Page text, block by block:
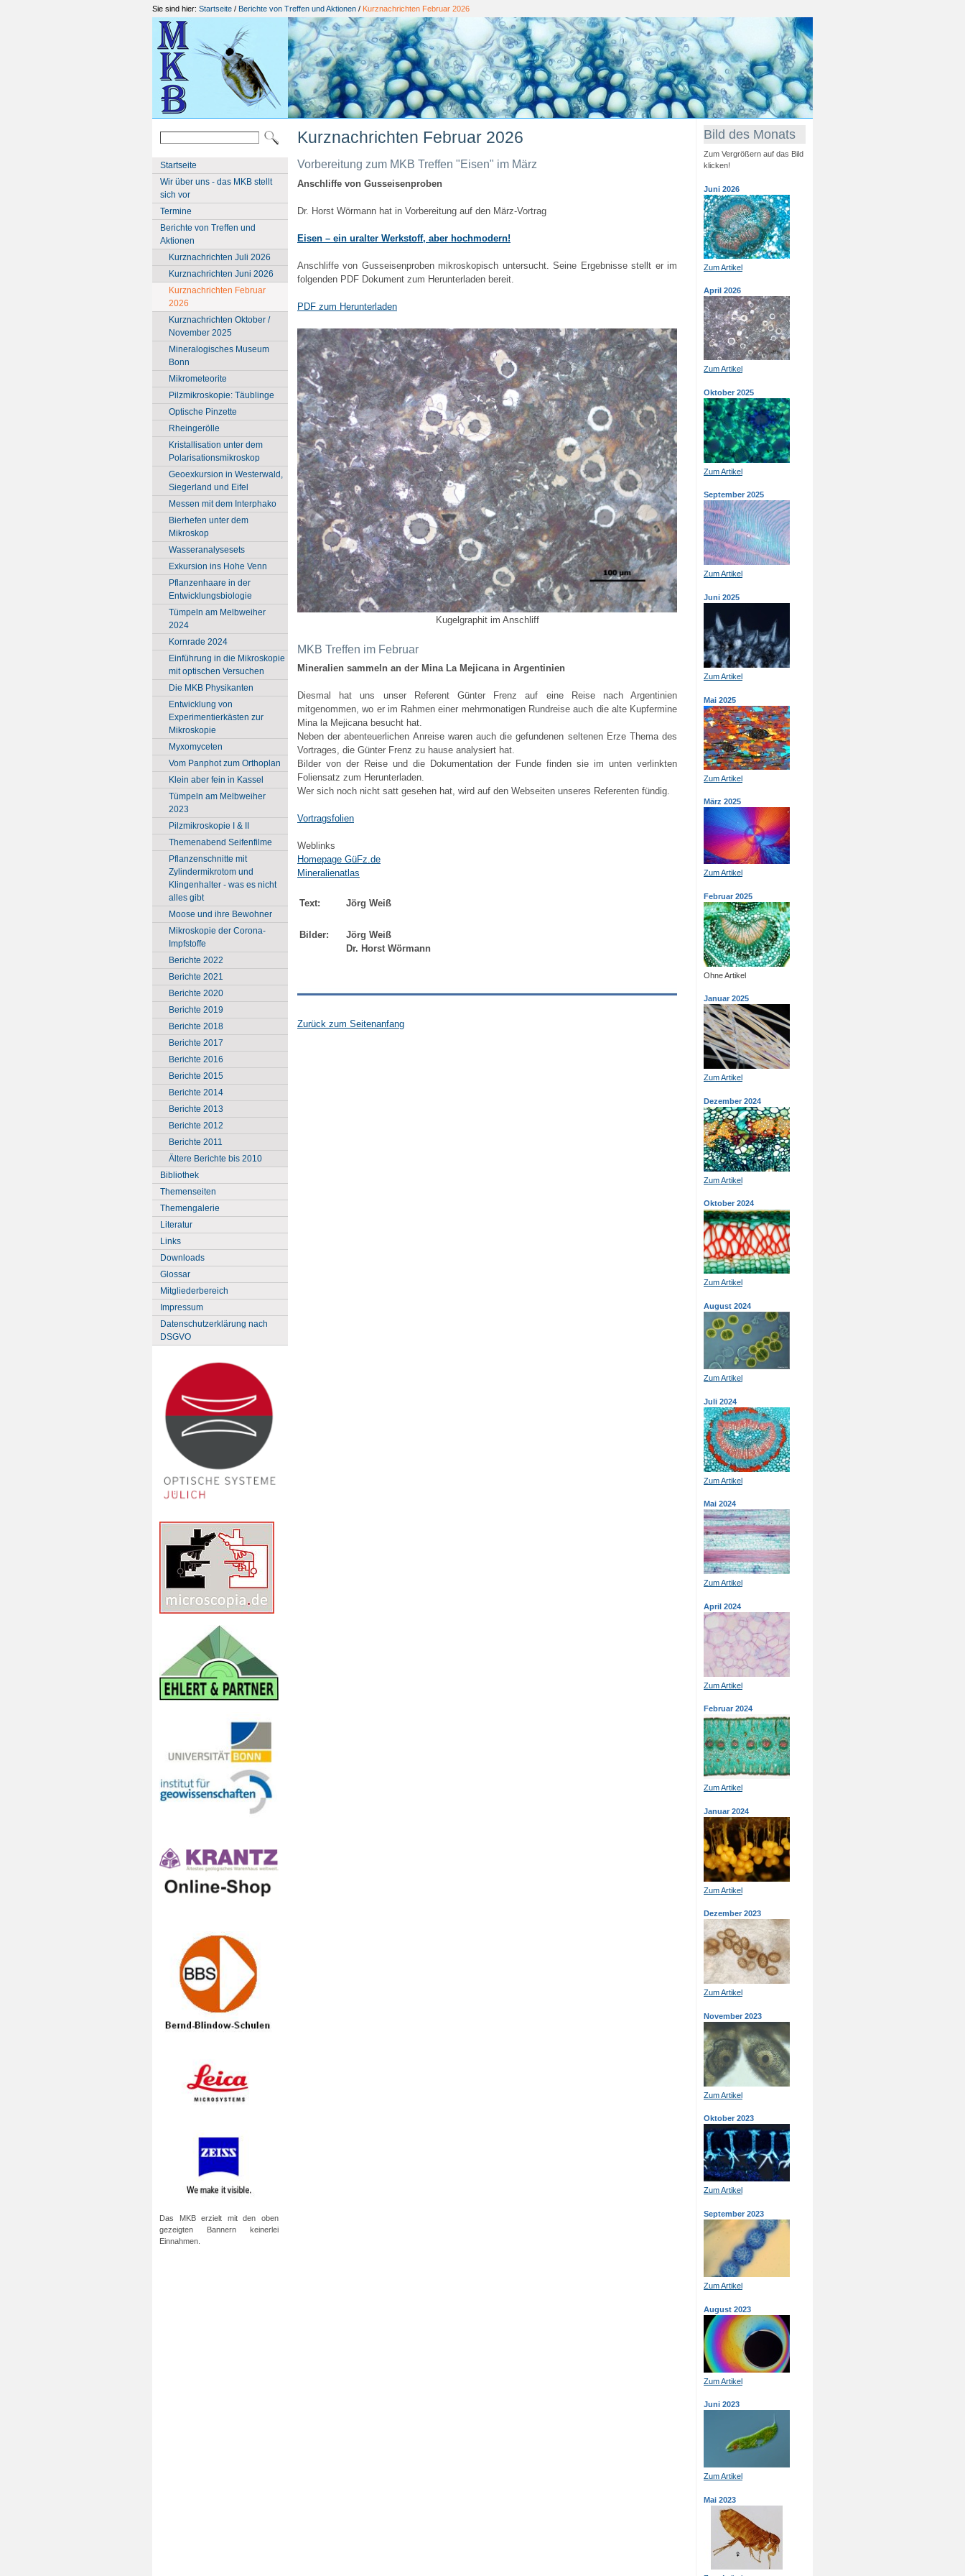
Sie sind hier: Startseite / Berichte von Treffen und Aktionen / Kurznachrichten Februar 2026
Startseite
Wir über uns - das MKB stellt
sich vor
Termine
Berichte von Treffen und
Aktionen
Kurznachrichten Juli 2026
Kurznachrichten Juni 2026
Kurznachrichten Februar
2026
Kurznachrichten Oktober /
November 2025
Mineralogisches Museum
Bonn
Mikrometeorite
Pilzmikroskopie: Täublinge
Optische Pinzette
Rheingerölle
Kristallisation unter dem
Polarisationsmikroskop
Geoexkursion in Westerwald,
Siegerland und Eifel
Messen mit dem Interphako
Bierhefen unter dem
Mikroskop
Wasseranalysesets
Exkursion ins Hohe Venn
Pflanzenhaare in der
Entwicklungsbiologie
Tümpeln am Melbweiher
2024
Kornrade 2024
Einführung in die Mikroskopie
mit optischen Versuchen
Die MKB Physikanten
Entwicklung von
Experimentierkästen zur
Mikroskopie
Myxomyceten
Vom Panphot zum Orthoplan
Klein aber fein in Kassel
Tümpeln am Melbweiher
2023
Pilzmikroskopie I & II
Themenabend Seifenfilme
Pflanzenschnitte mit
Zylindermikrotom und
Klingenhalter - was es nicht
alles gibt
Moose und ihre Bewohner
Mikroskopie der Corona-
Impfstoffe
Berichte 2022
Berichte 2021
Berichte 2020
Berichte 2019
Berichte 2018
Berichte 2017
Berichte 2016
Berichte 2015
Berichte 2014
Berichte 2013
Berichte 2012
Berichte 2011
Ältere Berichte bis 2010
Bibliothek
Themenseiten
Themengalerie
Literatur
Links
Downloads
Glossar
Mitgliederbereich
Impressum
Datenschutzerklärung nach
DSGVO
Das MKB erzielt mit den oben
gezeigten Bannern keinerlei
Einnahmen.
Kurznachrichten Februar 2026
Vorbereitung zum MKB Treffen "Eisen" im März
Anschliffe von Gusseisenproben
Dr. Horst Wörmann hat in Vorbereitung auf den März-Vortrag
Eisen – ein uralter Werkstoff, aber hochmodern!
Anschliffe von Gusseisenproben mikroskopisch untersucht. Seine Ergebnisse stellt er im
folgenden PDF Dokument zum Herunterladen bereit.
PDF zum Herunterladen
Kugelgraphit im Anschliff
MKB Treffen im Februar
Mineralien sammeln an der Mina La Mejicana in Argentinien
Diesmal hat uns unser Referent Günter Frenz auf eine Reise nach Argentinien
mitgenommen, wo er im Rahmen einer mehrmonatigen Rundreise auch die alte Kupfermine
Mina la Mejicana besucht hat.
Neben der abenteuerlichen Anreise waren auch die gefundenen seltenen Erze Thema des
Vortrages, die Günter Frenz zu hause analysiert hat.
Bilder von der Reise und die Dokumentation der Funde finden sie im unten verlinkten
Foliensatz zum Herunterladen.
Wer sich noch nicht satt gesehen hat, wird auf den Webseiten unseres Referenten fündig.
Vortragsfolien
Weblinks
Homepage GüFz.de
Mineralienatlas
Text: Jörg Weiß
Bilder:
Jörg Weiß
Dr. Horst Wörmann
Zurück zum Seitenanfang
Bild des Monats
Zum Vergrößern auf das Bild
klicken!
Juni 2026
Zum Artikel
April 2026
Zum Artikel
Oktober 2025
Zum Artikel
September 2025
Zum Artikel
Juni 2025
Zum Artikel
Mai 2025
Zum Artikel
März 2025
Zum Artikel
Februar 2025
Ohne Artikel
Januar 2025
Zum Artikel
Dezember 2024
Zum Artikel
Oktober 2024
Zum Artikel
August 2024
Zum Artikel
Juli 2024
Zum Artikel
Mai 2024
Zum Artikel
April 2024
Zum Artikel
Februar 2024
Zum Artikel
Januar 2024
Zum Artikel
Dezember 2023
Zum Artikel
November 2023
Zum Artikel
Oktober 2023
Zum Artikel
September 2023
Zum Artikel
August 2023
Zum Artikel
Juni 2023
Zum Artikel
Mai 2023